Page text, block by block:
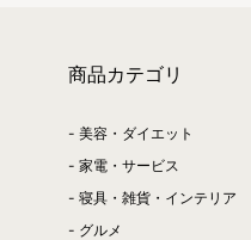
商品カテゴリ
美容・ダイエット
家電・サービス
寝具・雑貨・インテリア
グルメ